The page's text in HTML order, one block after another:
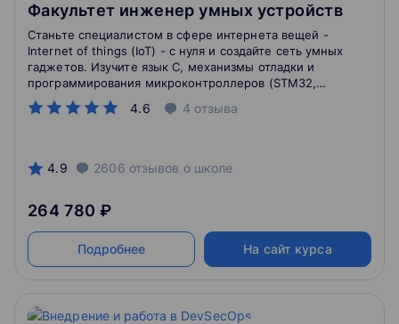
Факультет инженер умных устройств
4.6 4 отзыва
Станьте специалистом в сфере интернета вещей -
Internet of things (IoT) - с нуля и создайте сеть умных
гаджетов. Изучите язык C, механизмы отладки и
программирования микроконтроллеров (STM32,
Arduino). Вы получите опыт работы с технологиями
Wi-Fi, Bluetooth и LoRa для построения современных
4.9 2606 отзывов о школе
264 780 ₽
Подробнее На сайт курса